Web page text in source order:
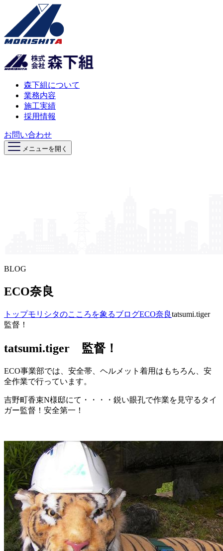
森下組について
業務内容
施工実績
採用情報
お問い合わせ
メニューを開く
BLOG
ECO奈良
トップモリシタの​こころを​象る​ブログECO奈良tatsumi.tiger
監督！
tatsumi.tiger 監督！
ECO事業部では、安全帯、ヘルメット着用はもちろん、安
全作業で行っています。
吉野町香束N様邸にて・・・・鋭い眼孔で作業を見守るタイ
ガー監督！安全第一！